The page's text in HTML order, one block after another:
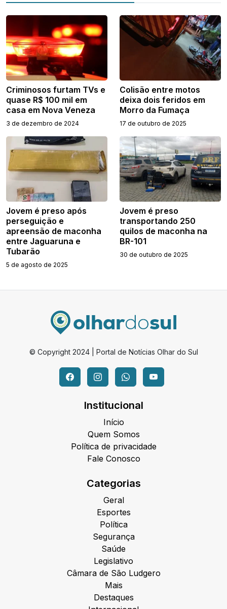
Criminosos furtam TVs e
quase R$ 100 mil em
casa em Nova Veneza
3 de dezembro de 2024
Colisão entre motos
deixa dois feridos em
Morro da Fumaça
17 de outubro de 2025
Jovem é preso após
perseguição e
apreensão de maconha
entre Jaguaruna e
Tubarão
5 de agosto de 2025
Jovem é preso
transportando 250
quilos de maconha na
BR-101
30 de outubro de 2025
© Copyright 2024 | Portal de Notícias Olhar do Sul
Institucional
Início
Quem Somos
Política de privacidade
Fale Conosco
Categorias
Geral
Esportes
Política
Segurança
Saúde
Legislativo
Câmara de São Ludgero
Mais
Destaques